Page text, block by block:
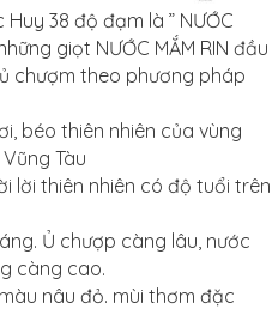
38 độ đạm là ” NƯỚC
giọt NƯỚC MẮM RIN đầu
chượm theo phương pháp
béo thiên nhiên của vùng
Tàu
lời thiên nhiên có độ tuổi trên
Ủ chượp càng lâu, nước
càng cao.
nâu đỏ. mùi thơm đặc